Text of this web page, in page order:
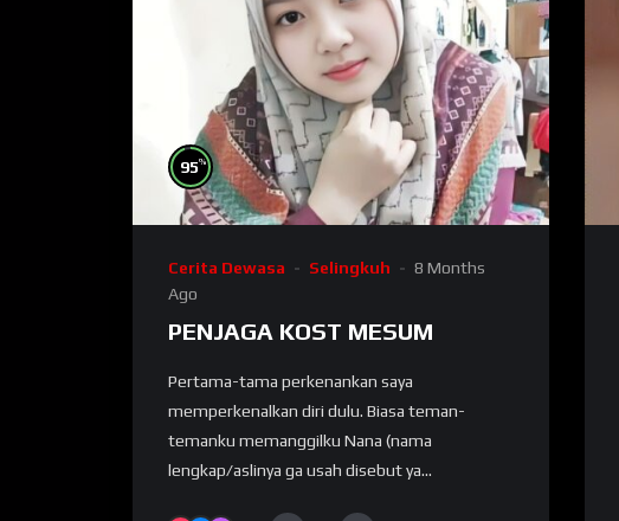
95%
Cerita Dewasa Selingkuh
8 Months
Ago
PENJAGA KOST MESUM
Pertama-tama perkenankan saya
memperkenalkan diri dulu. Biasa teman-
temanku memanggilku Nana (nama
lengkap/aslinya ga usah disebut ya...